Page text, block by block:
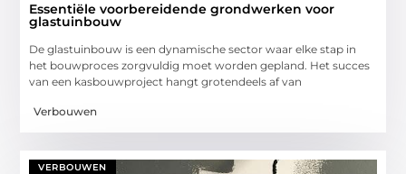
Essentiële voorbereidende grondwerken voor
glastuinbouw
De glastuinbouw is een dynamische sector waar elke stap in
het bouwproces zorgvuldig moet worden gepland. Het succes
van een kasbouwproject hangt grotendeels af van
Verbouwen
VERBOUWEN